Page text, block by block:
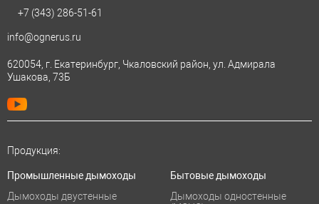
+7 (343) 286-51-61
info@ognerus.ru
620054, г. Екатеринбург, Чкаловский район, ул. Адмирала
Ушакова, 73Б
Продукция:
Промышленные дымоходы
Дымоходы двустенные
Бытовые дымоходы
Дымоходы одностенные